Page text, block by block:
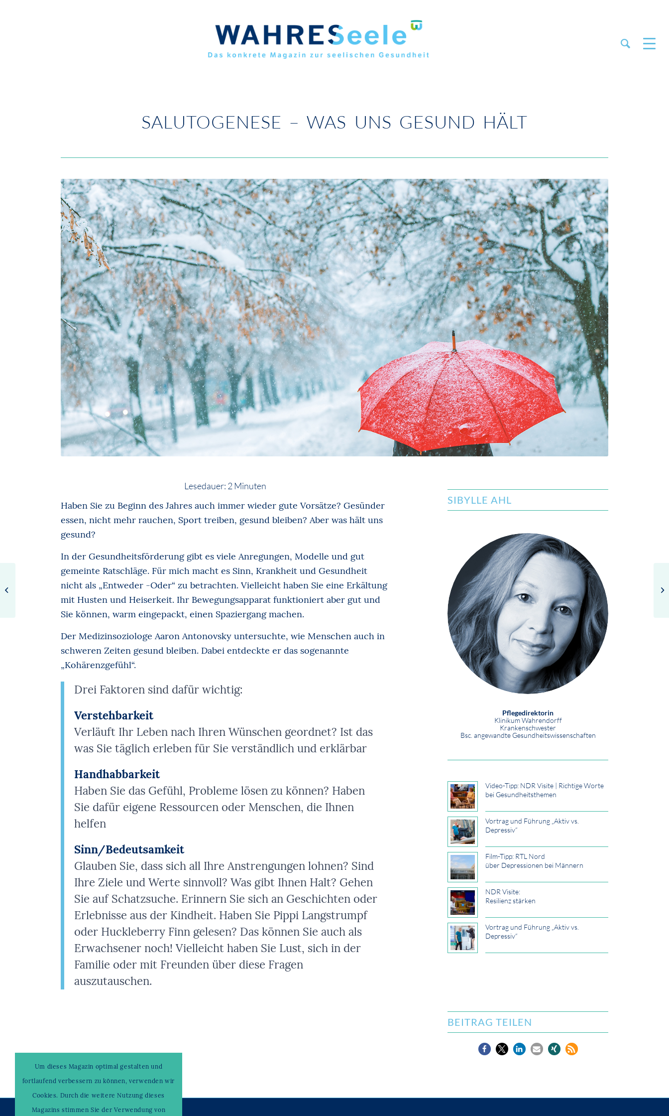
SALUTOGENESE – WAS UNS GESUND HÄLT
Lesedauer: 2 Minuten
Haben Sie zu Beginn des Jahres auch immer wieder gute Vorsätze? Gesünder
essen, nicht mehr rauchen, Sport treiben, gesund bleiben? Aber was hält uns
gesund?
In der Gesundheitsförderung gibt es viele Anregungen, Modelle und gut
gemeinte Ratschläge. Für mich macht es Sinn, Krankheit und Gesundheit
nicht als „Entweder -Oder“ zu betrachten. Vielleicht haben Sie eine Erkältung
mit Husten und Heiserkeit. Ihr Bewegungsapparat funktioniert aber gut und
Sie können, warm eingepackt, einen Spaziergang machen.
Der Medizinsoziologe Aaron Antonovsky untersuchte, wie Menschen auch in
schweren Zeiten gesund bleiben. Dabei entdeckte er das sogenannte
„Kohärenzgefühl“.
Drei Faktoren sind dafür wichtig:
Verstehbarkeit
Verläuft Ihr Leben nach Ihren Wünschen geordnet? Ist das
was Sie täglich erleben für Sie verständlich und erklärbar
Handhabbarkeit
Haben Sie das Gefühl, Probleme lösen zu können? Haben
Sie dafür eigene Ressourcen oder Menschen, die Ihnen
helfen
Sinn/Bedeutsamkeit
Glauben Sie, dass sich all Ihre Anstrengungen lohnen? Sind
Ihre Ziele und Werte sinnvoll? Was gibt Ihnen Halt? Gehen
Sie auf Schatzsuche. Erinnern Sie sich an Geschichten oder
Erlebnisse aus der Kindheit. Haben Sie Pippi Langstrumpf
oder Huckleberry Finn gelesen? Das können Sie auch als
Erwachsener noch! Vielleicht haben Sie Lust, sich in der
Familie oder mit Freunden über diese Fragen
auszutauschen.
SIBYLLE AHL
Pflegedirektorin
Klinikum Wahrendorff
Krankenschwester
Bsc. angewandte Gesundheitswissenschaften
Video-Tipp: NDR Visite | Richtige Worte
bei Gesundheitsthemen
Vortrag und Führung „Aktiv vs.
Depressiv“
Film-Tipp: RTL Nord
über Depressionen bei Männern
NDR Visite:
Resilienz stärken
Vortrag und Führung „Aktiv vs.
Depressiv“
BEITRAG TEILEN
kennen keine soziale
Um dieses Magazin optimal gestalten und
fortlaufend verbessern zu können, verwenden wir
Cookies. Durch die weitere Nutzung dieses
Magazins stimmen Sie der Verwendung von